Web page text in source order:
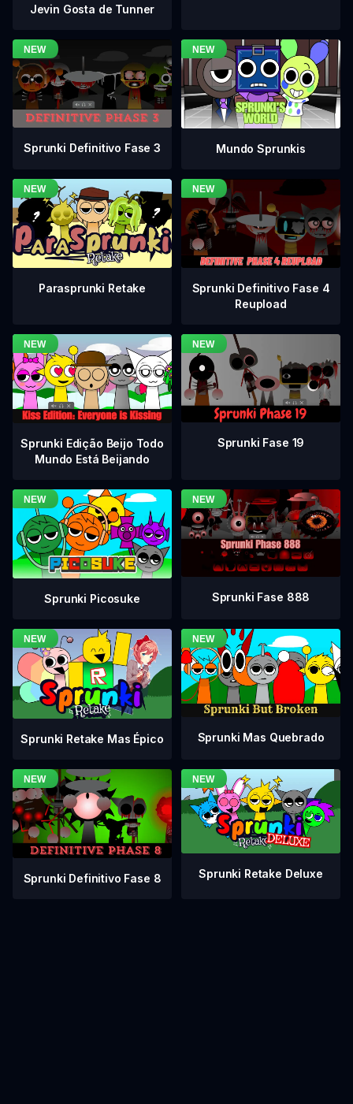
Jevin Gosta de Tunner
Sprunki Definitivo Fase 3 Mundo Sprunkis
Parasprunki Retake
Sprunki Definitivo Fase 4
Reupload
Sprunki Edição Beijo Todo
Mundo Está Beijando
Sprunki Fase 19
Sprunki Picosuke Sprunki Fase 888
Sprunki Retake Mas Épico Sprunki Mas Quebrado
Sprunki Definitivo Fase 8 Sprunki Retake Deluxe